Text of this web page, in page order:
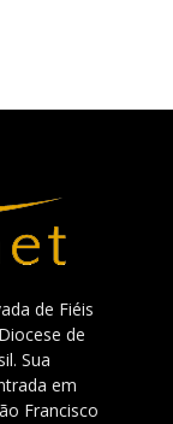
de Fiéis
de
Sua
em
Francisco